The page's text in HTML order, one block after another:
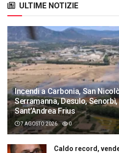
ULTIME NOTIZIE
Incendi a Carbonia, San
Serramanna, Desulo,
Sant’Andrea Frius
7 AGOSTO 2026 0
Caldo record,